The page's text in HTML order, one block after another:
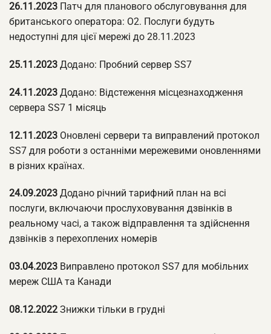
26.11.2023 Патч для планового обслуговування для
британського оператора: O2. Послуги будуть
недоступні для цієї мережі до 28.11.2023
25.11.2023 Додано: Пробний сервер SS7
24.11.2023 Додано: Відстеження місцезнаходження
сервера SS7 1 місяць
12.11.2023 Оновлені сервери та виправлений протокол
SS7 для роботи з останніми мережевими оновленнями
в різних країнах.
24.09.2023 Додано річний тарифний план на всі
послуги, включаючи прослуховування дзвінків в
реальному часі, а також відправлення та здійснення
дзвінків з перехоплених номерів
03.04.2023 Виправлено протокол SS7 для мобільних
мереж США та Канади
08.12.2022 Знижки тільки в грудні